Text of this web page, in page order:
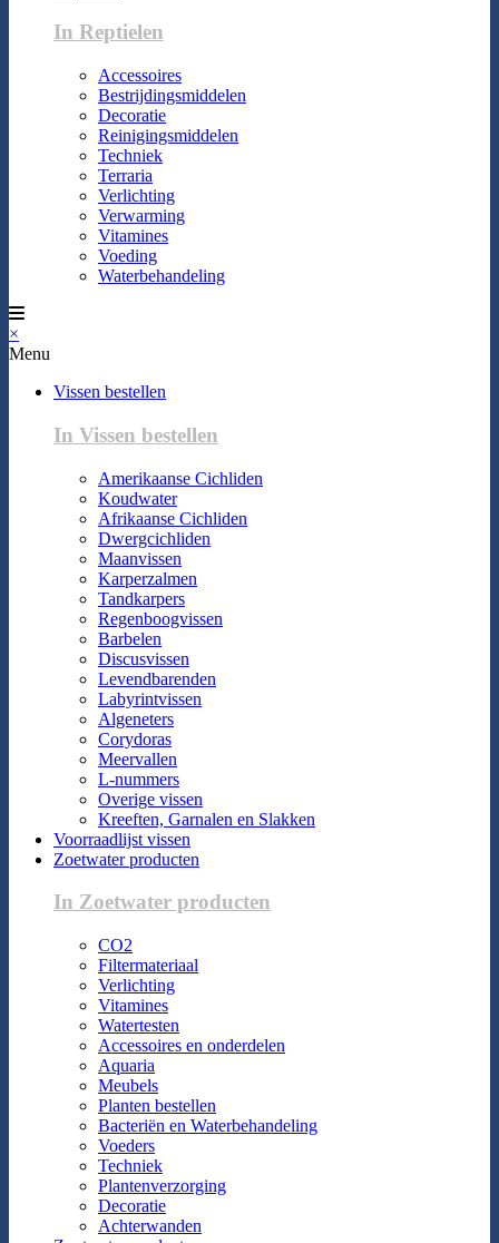
In Reptielen
Accessoires
Bestrijdingsmiddelen
Decoratie
Reinigingsmiddelen
Techniek
Terraria
Verlichting
Verwarming
Vitamines
Voeding
Waterbehandeling
×
Menu
Vissen bestellen
In Vissen bestellen
Amerikaanse Cichliden
Koudwater
Afrikaanse Cichliden
Dwergcichliden
Maanvissen
Karperzalmen
Tandkarpers
Regenboogvissen
Barbelen
Discusvissen
Levendbarenden
Labyrintvissen
Algeneters
Corydoras
Meervallen
L-nummers
Overige vissen
Kreeften, Garnalen en Slakken
Voorraadlijst vissen
Zoetwater producten
In Zoetwater producten
CO2
Filtermateriaal
Verlichting
Vitamines
Watertesten
Accessoires en onderdelen
Aquaria
Meubels
Planten bestellen
Bacteriën en Waterbehandeling
Voeders
Techniek
Plantenverzorging
Decoratie
Achterwanden